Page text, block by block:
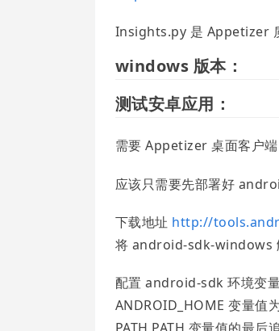
Insights.py 是 Appetizer
windows 版本：
测试安卓应用：
需要 Appetizer 桌面客户端
应该只需要先部署好
下载地址 http://
将 android-sdk-windows
配置 android-sdk 环境变量
ANDROID_HOME 变量